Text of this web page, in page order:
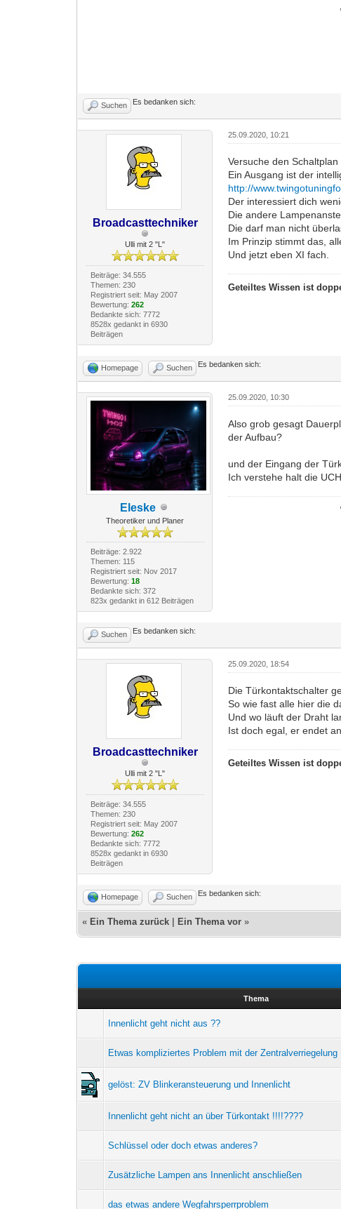
Suchen Es bedanken sich:
Broadcasttechniker
Ulli mit 2 "L"
Beiträge: 34.555
Themen: 230
Registriert seit: May 2007
Bewertung: 262
Bedankte sich: 7772
8528x gedankt in 6930
Beiträgen
25.09.2020, 10:21
Versuche den Schaltplan
Ein Ausgang ist der
http://
Der interessiert dich
Die andere
Die darf man nicht
Im Prinzip stimmt das,
Und jetzt eben XI fach.
Geteiltes Wissen ist
Homepage Suchen Es bedanken sich:
Eleske
Theoretiker und Planer
Beiträge: 2.922
Themen: 115
Registriert seit: Nov 2017
Bewertung: 18
Bedankte sich: 372
823x gedankt in 612 Beiträgen
25.09.2020, 10:30
Also grob gesagt
der Aufbau?
und der Eingang der
Ich verstehe halt die
Suchen Es bedanken sich:
Broadcasttechniker
Ulli mit 2 "L"
Beiträge: 34.555
Themen: 230
Registriert seit: May 2007
Bewertung: 262
Bedankte sich: 7772
8528x gedankt in 6930
Beiträgen
25.09.2020, 18:54
Die Türkontaktschalter
So wie fast alle hier die
Und wo läuft der Draht
Ist doch egal, er endet
Geteiltes Wissen ist
Homepage Suchen Es bedanken sich:
« Ein Thema zurück Ein Thema vor »
Thema
Innenlicht geht nicht aus ??
Etwas kompliziertes Problem mit der Zentralverriegelung
gelöst: ZV Blinkeransteuerung und Innenlicht
Innenlicht geht nicht an über Türkontakt !!!!????
Schlüssel oder doch etwas anderes?
Zusätzliche Lampen ans Innenlicht anschließen
das etwas andere Wegfahrsperrproblem